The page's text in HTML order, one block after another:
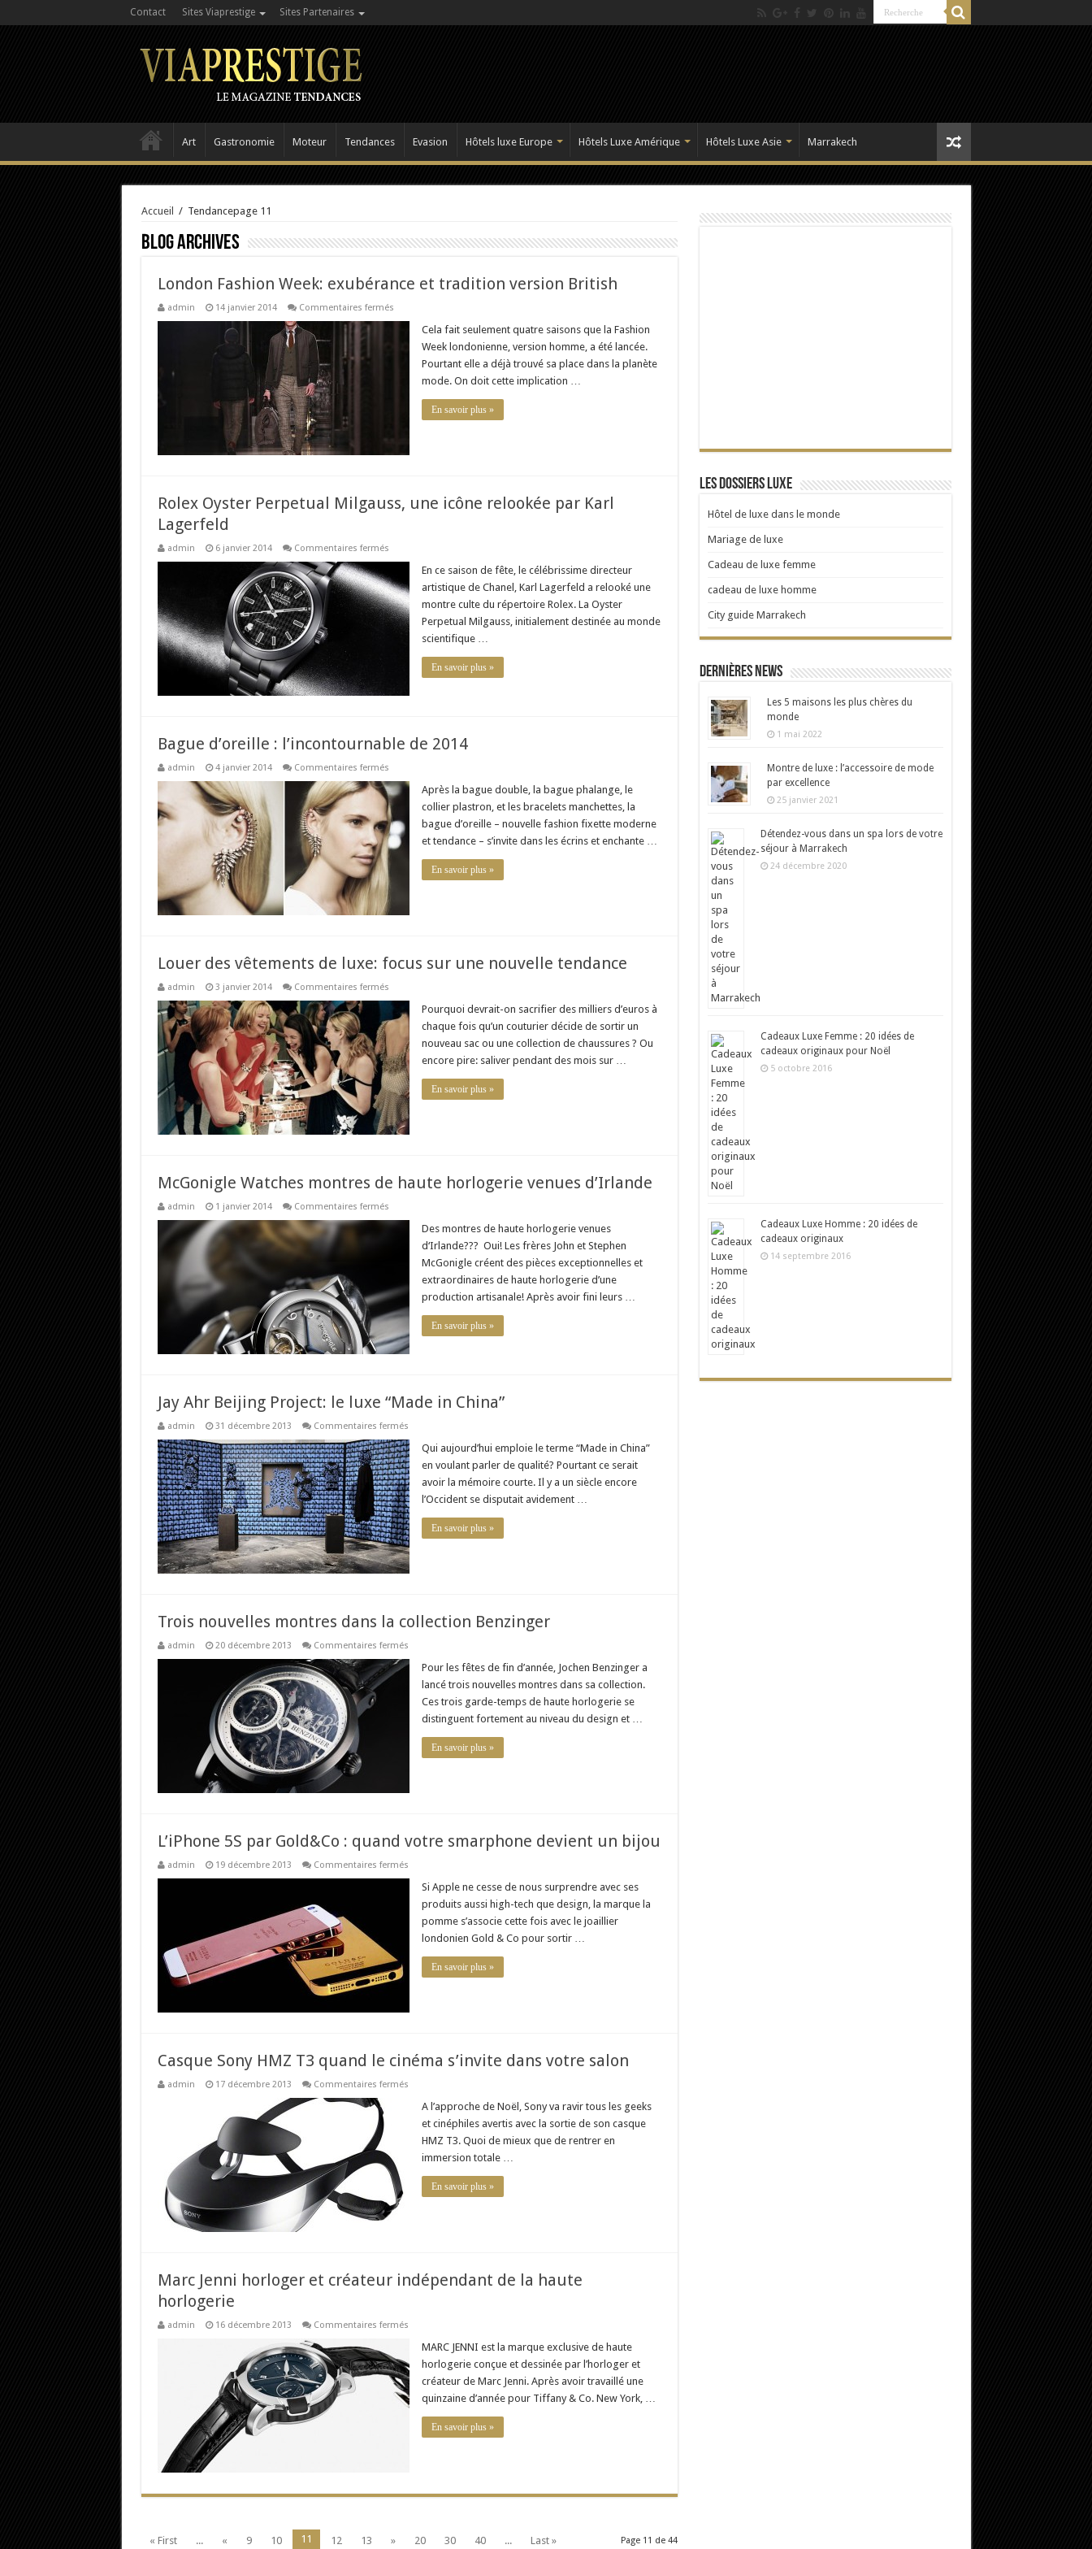
Contact Sites Viaprestige Sites Partenaires
Art Gastronomie Moteur Tendances Evasion Hôtels luxe Europe Hôtels Luxe Amérique Hôtels Luxe Asie Marrakech
Accueil / Tendancepage 11
Blog Archives
London Fashion Week: exubérance et tradition version British
admin 14 janvier 2014 Commentaires ferméssur
Fashion
exubérance
tradition
version
Cela fait seulement quatre saisons que la Fashion
Week londonienne, version homme, a été lancée.
Pourtant elle a déjà trouvé sa place dans la planète
mode. On doit cette implication …
En savoir plus »
Rolex Oyster Perpetual Milgauss, une icône relookée par Karl
Lagerfeld
admin 6 janvier 2014 Commentaires ferméssur
Perpetual
Milgauss,
une
icône
relookée
En ce saison de fête, le célébrissime directeur
artistique de Chanel, Karl Lagerfeld a relooké une
montre culte du répertoire Rolex. La Oyster
Perpetual Milgauss, initialement destinée au monde
scientifique …
En savoir plus »
Bague d’oreille : l’incontournable de 2014
admin 4 janvier 2014 Commentaires ferméssur
d’oreille
:
l’incontournable
de
2014
Après la bague double, la bague phalange, le
collier plastron, et les bracelets manchettes, la
bague d’oreille – nouvelle fashion fixette moderne
et tendance – s’invite dans les écrins et enchante …
En savoir plus »
Louer des vêtements de luxe: focus sur une nouvelle tendance
admin 3 janvier 2014 Commentaires ferméssur
vêtements
de
luxe:
focus
sur
une
nouvelle
tendance
Pourquoi devrait-on sacrifier des milliers d’euros à
chaque fois qu’un couturier décide de sortir un
nouveau sac ou une collection de chaussures ? Ou
encore pire: saliver pendant des mois sur …
En savoir plus »
McGonigle Watches montres de haute horlogerie venues d’Irlande
admin 1 janvier 2014 Commentaires ferméssur
Watches
horlogerie
d’Irlande
Des montres de haute horlogerie venues
d‘Irlande??? Oui! Les frères John et Stephen
McGonigle créent des pièces exceptionnelles et
extraordinaires de haute horlogerie d’une
production artisanale! Après avoir fini leurs …
En savoir plus »
Jay Ahr Beijing Project: le luxe “Made in China”
admin 31 décembre 2013 Commentaires ferméssur
Ahr
Beijing
Project:
le
luxe
“Made
in
China”
Qui aujourd’hui emploie le terme “Made in China”
en voulant parler de qualité? Pourtant ce serait
avoir la mémoire courte. Il y a un siècle encore
l’Occident se disputait avidement …
En savoir plus »
Trois nouvelles montres dans la collection Benzinger
admin 20 décembre 2013 Commentaires ferméssur
nouvelles
dans
collection
Benzinger
Pour les fêtes de fin d’année, Jochen Benzinger a
lancé trois nouvelles montres dans sa collection.
Ces trois garde-temps de haute horlogerie se
distinguent fortement au niveau du design et …
En savoir plus »
L’iPhone 5S par Gold&Co : quand votre smarphone devient un bijou
admin 19 décembre 2013 Commentaires ferméssur
Gold&Co
quand
votre
devient
bijou
Si Apple ne cesse de nous surprendre avec ses
produits aussi high-tech que design, la marque la
pomme s’associe cette fois avec le joaillier
londonien Gold & Co pour sortir …
En savoir plus »
Casque Sony HMZ T3 quand le cinéma s’invite dans votre salon
admin 17 décembre 2013 Commentaires ferméssur
Sony
quand
cinéma
dans
salon
A l’approche de Noël, Sony va ravir tous les geeks
et cinéphiles avertis avec la sortie de son casque
HMZ T3. Quoi de mieux que de rentrer en
immersion totale …
En savoir plus »
Marc Jenni horloger et créateur indépendant de la haute
horlogerie
admin 16 décembre 2013 Commentaires ferméssur
Jenni
et
créateur
indépendant
de
la
haute
horlogerie
MARC JENNI est la marque exclusive de haute
horlogerie conçue et dessinée par l’horloger et
créateur de Marc Jenni. Après avoir travaillé une
quinzaine d’année pour Tiffany & Co. New York, …
En savoir plus »
Page 11 de 44
« First ... « 9 10 11 12 13 » 20 30 40 ... Last »
Les dossiers Luxe
Hôtel de luxe dans le monde
Mariage de luxe
Cadeau de luxe femme
cadeau de luxe homme
City guide Marrakech
Dernières news
Les 5 maisons les plus chères du
monde
1 mai 2022
Montre de luxe : l’accessoire de mode
par excellence
25 janvier 2021
Détendez-vous dans un spa lors de votre
séjour à Marrakech
24 décembre 2020
Cadeaux Luxe Femme : 20 idées de
cadeaux originaux pour Noël
5 octobre 2016
Cadeaux Luxe Homme : 20 idées de
cadeaux originaux
14 septembre 2016